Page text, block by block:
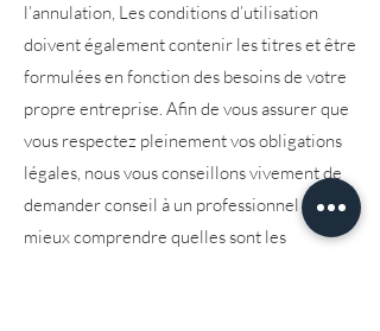
l’annulation, Les conditions d’utilisation
doivent également contenir les titres et être
formulées en fonction des besoins de votre
propre entreprise. Afin de vous assurer que
vous respectez pleinement vos obligations
légales, nous vous conseillons vivement de
demander conseil à un professionnel afin de
mieux comprendre quelles sont les